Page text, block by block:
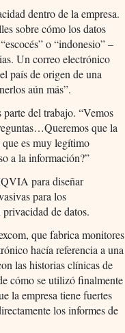
dentro de la empresa.
sobre cómo los datos
o “indonesio” –
Un correo electrónico
país de origen de una
aún más”.
del trabajo. “Vemos
que la
que es muy legítimo
a la información?”
para diseñar
para los
de datos.
que fabrica monitores
hacía referencia a una
las historias clínicas de
cómo se utilizó finalmente
la empresa tiene fuertes
los informes de